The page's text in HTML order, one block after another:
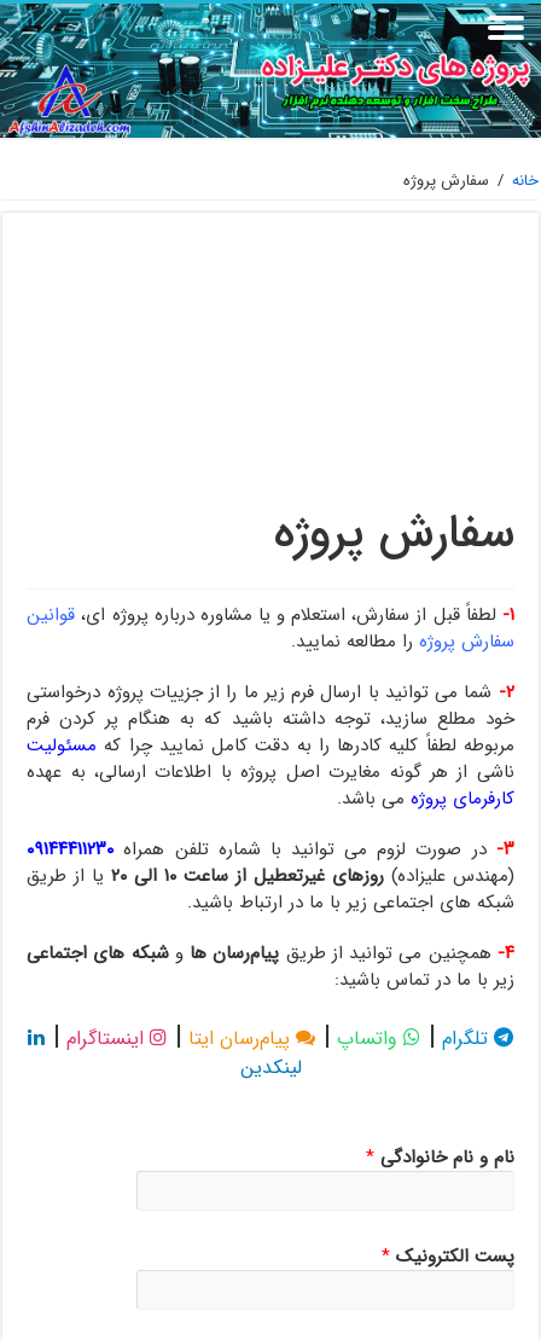
خانه / سفارش پروژه
سفارش پروژه
۱- لطفاً قبل از سفارش، استعلام و یا مشاوره درباره پروژه ای، قوانین
سفارش پروژه را مطالعه نمایید.
۲- شما می توانید با ارسال فرم زیر ما را از جزییات پروژه درخواستی
خود مطلع سازید، توجه داشته باشید که به هنگام پر کردن فرم
مربوطه لطفاً کلیه کادرها را به دقت کامل نمایید چرا که مسئولیت
ناشی از هر گونه مغایرت اصل پروژه با اطلاعات ارسالی، به عهده
کارفرمای پروژه می باشد.
۳- در صورت لزوم می توانید با شماره تلفن همراه ۰۹۱۴۴۴۱۱۲۳۰
(مهندس علیزاده)روزهای غیرتعطیل از ساعت ۱۰ الی ۲۰
یا از طریق
شبکه های اجتماعی زیر با ما در ارتباط باشید.
۴- همچنین می توانید از طریق پیام‌رسان ها وشبکه های اجتماعی
زیر با ما در تماس باشید:
تلگرام | واتساپ | پیام‌رسان ایتا | اینستاگرام |
لینکدین
نام و نام خانوادگی *
* پست الکترونیک